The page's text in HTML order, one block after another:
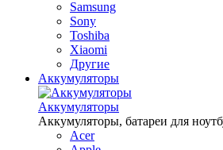
Samsung
Sony
Toshiba
Xiaomi
Другие
Аккумуляторы
Аккумуляторы
Аккумуляторы, батареи для
Acer